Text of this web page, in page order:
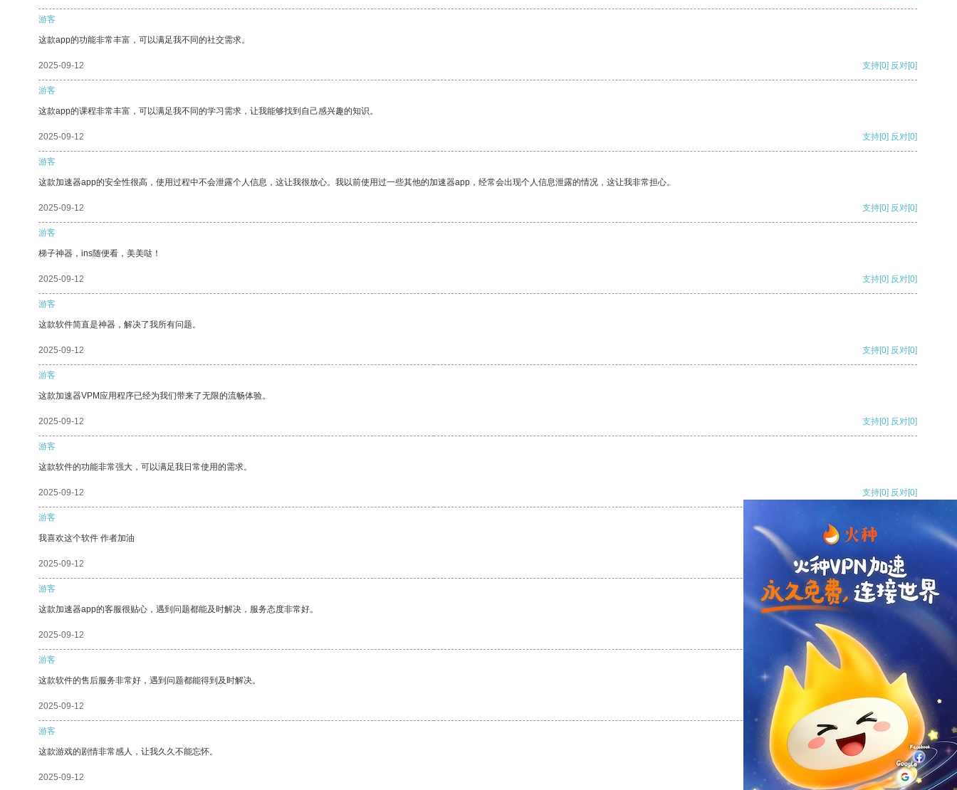
游客
这款app的功能非常丰富，可以满足我不同的社交需求。
2025-09-12 支持[0] 反对[0]
游客
这款app的课程非常丰富，可以满足我不同的学习需求，让我能够找到自己感兴趣的知识。
2025-09-12 支持[0] 反对[0]
游客
这款加速器app的安全性很高，使用过程中不会泄露个人信息，这让我很放心。我以前使用过一些其他的加速器app，经常会出现个人信息泄露的情况，这让我非常担心。
2025-09-12 支持[0] 反对[0]
游客
梯子神器，ins随便看，美美哒！
2025-09-12 支持[0] 反对[0]
游客
这款软件简直是神器，解决了我所有问题。
2025-09-12 支持[0] 反对[0]
游客
这款加速器VPM应用程序已经为我们带来了无限的流畅体验。
2025-09-12 支持[0] 反对[0]
游客
这款软件的功能非常强大，可以满足我日常使用的需求。
2025-09-12 支持[0] 反对[0]
游客
我喜欢这个软件 作者加油
2025-09-12 支持[0] 反对
游客
这款加速器app的客服很贴心，遇到问题都能及时解决，服务态度非常好。
2025-09-12 支持
游客
这款软件的售后服务非常好，遇到问题都能得到及时解决。
2025-09-12 反对 [0]
游客
这款游戏的剧情非常感人，让我久久不能忘怀。
2025-09-12 支持[0] 反对[0]